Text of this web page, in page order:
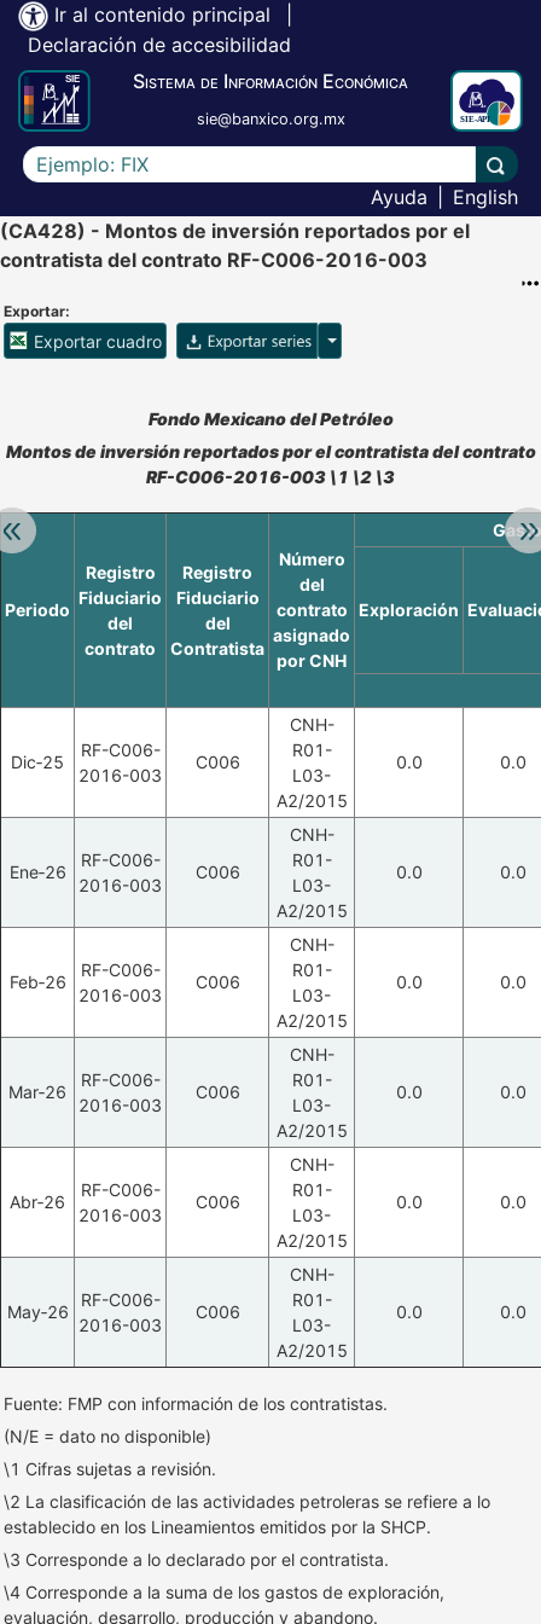
Ir al contenido principal
Declaración de accesibilidad
Sistema de Información Económica
sie@banxico.org.mx
Escriba el texto a buscar
Ayuda
English
(CA428) - Montos de inversión reportados por el
contratista del contrato RF-C006-2016-003
Exportar:
Exportar cuadro Opciones para exportar
Retroceder:
Accesibilidad de Cuadros Analíticos, al exportar el cuadro
Fondo Mexicano del Petróleo
Montos de inversión reportados por el contratista del contrato
RF-C006-2016-003 \1 \2 \3
Periodo
Registro
Fiduciario
del
contrato
Registro
Fiduciario
del
Contratista
Número
del
contrato
asignado
por CNH
Exploración
Dic‑25
RF-C006-
2016-003
C006
CNH-
R01-
L03-
A2/2015
0.0 0.0
Ene‑26
RF-C006-
2016-003
C006
CNH-
R01-
L03-
A2/2015
0.0 0.0
Feb‑26
RF-C006-
2016-003
C006
CNH-
R01-
L03-
A2/2015
0.0 0.0
Mar‑26
RF-C006-
2016-003
C006
CNH-
R01-
L03-
A2/2015
0.0 0.0
Abr‑26
RF-C006-
2016-003
C006
CNH-
R01-
L03-
A2/2015
0.0 0.0
May‑26
RF-C006-
2016-003
C006
CNH-
R01-
L03-
A2/2015
0.0 0.0
Fuente: FMP con información de los contratistas.
(N/E = dato no disponible)
\1 Cifras sujetas a revisión.
\2 La clasificación de las actividades petroleras se refiere a lo
establecido en los Lineamientos emitidos por la SHCP.
\3 Corresponde a lo declarado por el contratista.
\4 Corresponde a la suma de los gastos de exploración,
evaluación, desarrollo, producción y abandono.